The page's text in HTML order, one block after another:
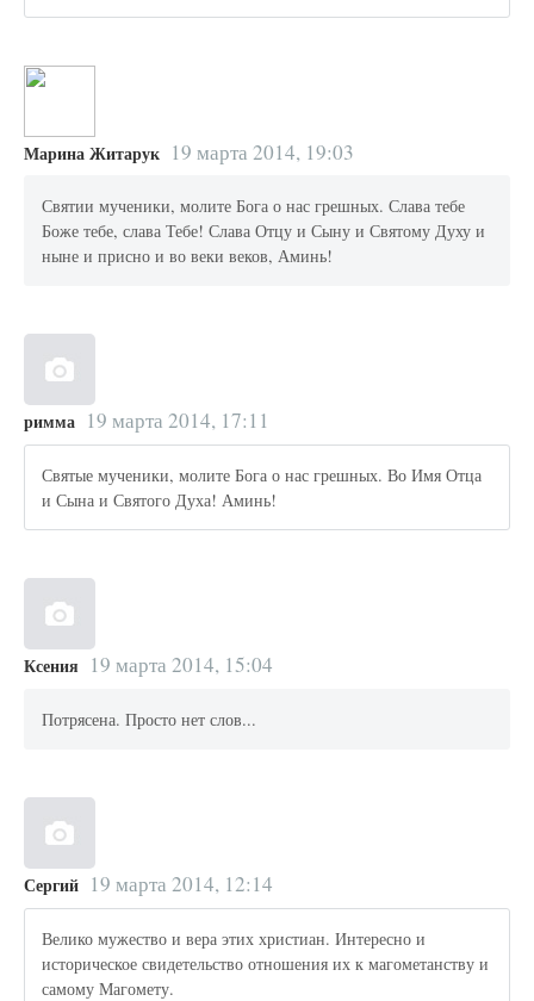
Марина Житарук 19 марта 2014, 19:03
Святии мученики, молите Бога о нас грешных. Слава тебе
Боже тебе, слава Тебе! Слава Отцу и Сыну и Святому Духу и
ныне и присно и во веки веков, Аминь!
римма 19 марта 2014, 17:11
Святые мученики, молите Бога о нас грешных. Во Имя Отца
и Сына и Святого Духа! Аминь!
Ксения 19 марта 2014, 15:04
Потрясена. Просто нет слов...
Сергий 19 марта 2014, 12:14
Велико мужество и вера этих христиан. Интересно и
историческое свидетельство отношения их к магометанству и
самому Магомету.